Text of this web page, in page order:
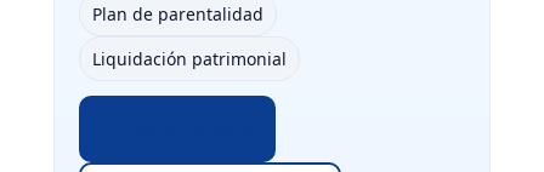
Plan de parentalidad
Liquidación patrimonial